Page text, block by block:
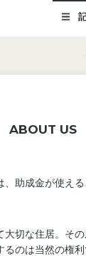
ABOUT US
、助成金が使え
大切な住居。そ
るのは当然の権